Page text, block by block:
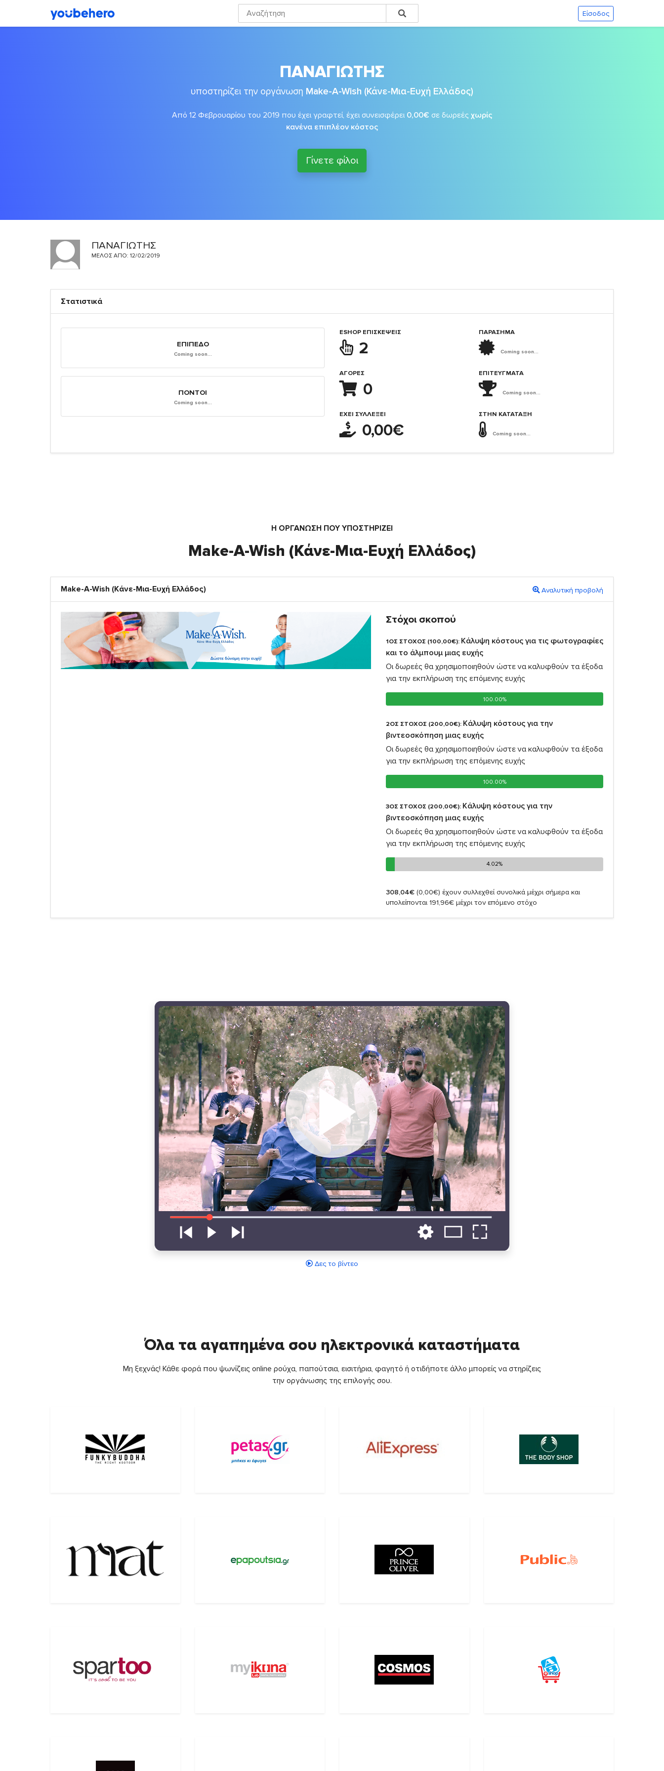
Είσοδος
ΠΑΝΑΓΙΩΤΗΣ
υποστηρίζει την οργάνωση Make-A-Wish (Κάνε-Μια-Ευχή Ελλάδος)
Από 12 Φεβρουαρίου του 2019 που έχει γραφτεί, έχει συνεισφέρει 0,00€ σε δωρεές χωρίς
κανένα επιπλέον κόστος
Γίνετε φίλοι
ΠΑΝΑΓΙΩΤΗΣ
ΜΈΛΟΣ ΑΠΌ: 12/02/2019
Στατιστικά
ΕΠΊΠΕΔΟ
Coming soon...
ΠΌΝΤΟΙ
Coming soon...
ESHOP ΕΠΙΣΚΈΨΕΙΣ
2
ΑΓΟΡΈΣ
0
ΈΧΕΙ ΣΥΛΛΈΞΕΙ
0,00€
ΠΑΡΑΣΗΜΑ
Coming soon...
ΕΠΙΤΕΎΓΜΑΤΑ
Coming soon...
ΣΤΗΝ ΚΑΤΆΤΑΞΗ
Coming soon...
Η ΟΡΓΆΝΩΣΗ ΠΟΥ ΥΠΟΣΤΗΡΙΖΕΙ
Make-A-Wish (Κάνε-Μια-Ευχή Ελλάδος)
Make-A-Wish (Κάνε-Μια-Ευχή Ελλάδος) Αναλυτική προβολή
Στόχοι σκοπού
1ΟΣ ΣΤΟΧΟΣ (100,00€): Κάλυψη κόστους για τις φωτογραφίες
και το άλμπουμ μιας ευχής
Οι δωρεές θα χρησιμοποιηθούν ώστε να καλυφθούν τα έξοδα
για την εκπλήρωση της επόμενης ευχής
100.00%
100.00%
2ΟΣ ΣΤΟΧΟΣ (200,00€): Κάλυψη κόστους για την
βιντεοσκόπηση μιας ευχής
Οι δωρεές θα χρησιμοποιηθούν ώστε να καλυφθούν τα έξοδα
για την εκπλήρωση της επόμενης ευχής
100.00%
100.00%
3ΟΣ ΣΤΟΧΟΣ (200,00€): Κάλυψη κόστους για την
βιντεοσκόπηση μιας ευχής
Οι δωρεές θα χρησιμοποιηθούν ώστε να καλυφθούν τα έξοδα
για την εκπλήρωση της επόμενης ευχής
4.02%
4.02%
308,04€ (0,00€) έχουν συλλεχθεί συνολικά μέχρι σήμερα και
υπολείπονται 191,96€ μέχρι τον επόμενο στόχο
Δες το βίντεο
Όλα τα αγαπημένα σου ηλεκτρονικά καταστήματα
Μη ξεχνάς! Κάθε φορά που ψωνίζεις online ρούχα, παπούτσια, εισιτήρια, φαγητό ή οτιδήποτε άλλο μπορείς να στηρίζεις
την οργάνωσης της επιλογής σου.